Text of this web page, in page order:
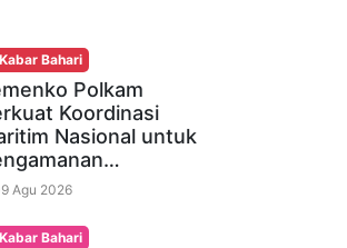
Bahari
Polkam
Koordinasi
Nasional untuk
Agu 2026
Bahari